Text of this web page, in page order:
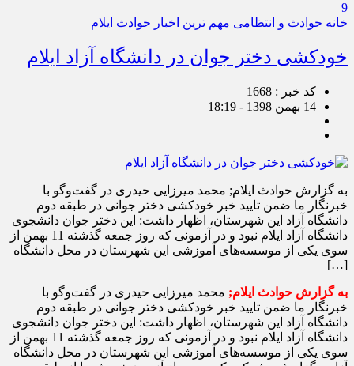
9
خانه حوادث و انتظامی مهم ترین اخبار حوادث ایلام
خودکشی دختر جوان در دانشگاه آزاد ایلام
کد خبر : 1668
14 بهمن 1398 - 18:19
به گزارش حوادث ایلام; محمد میرزایی حیدری در گفت‌وگو با
خبرنگار ما ضمن تایید خبر خودکشی دختر جوانی در طبقه دوم
دانشگاه آزاد این شهرستان، اظهار داشت: این دختر جوان دانشجوی
دانشگاه آزاد ایلام نبود و در آزمونی که روز جمعه گذشته 11 بهمن از
سوی یکی از موسسه‌های آموزشی این شهرستان در محل دانشگاه
[…]
به گزارش حوادث ایلام; محمد میرزایی حیدری در گفت‌وگو با
خبرنگار ما ضمن تایید خبر خودکشی دختر جوانی در طبقه دوم
دانشگاه آزاد این شهرستان، اظهار داشت: این دختر جوان دانشجوی
دانشگاه آزاد ایلام نبود و در آزمونی که روز جمعه گذشته 11 بهمن از
سوی یکی از موسسه‌های آموزشی این شهرستان در محل دانشگاه